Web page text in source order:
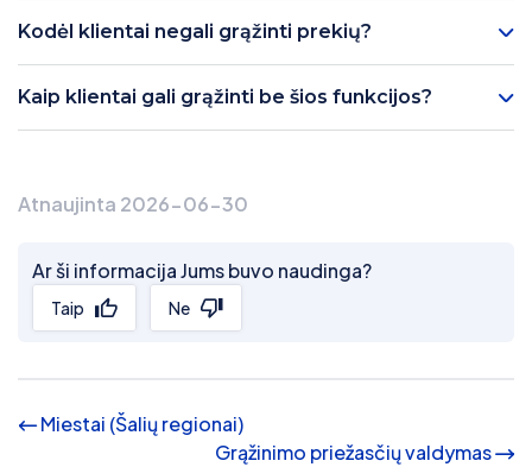
Kodėl klientai negali grąžinti prekių?
Kaip klientai gali grąžinti be šios funkcijos?
Atnaujinta 2026-06-30
Ar ši informacija Jums buvo naudinga?
Taip Ne
Miestai (Šalių regionai)
Grąžinimo priežasčių valdymas